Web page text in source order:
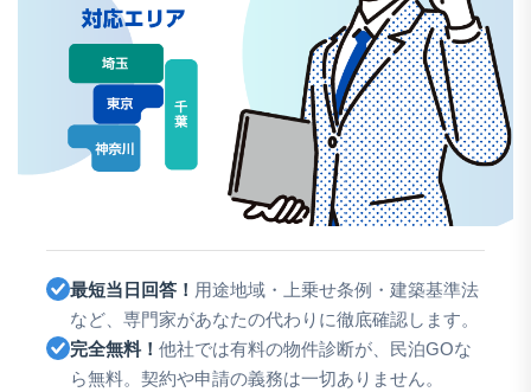
最短当日回答！ 用途地域・上乗せ条例・建築基準法
など、専門家があなたの代わりに徹底確認します。
完全無料！ 他社では有料の物件診断が、民泊GOな
ら無料。契約や申請の義務は一切ありません。